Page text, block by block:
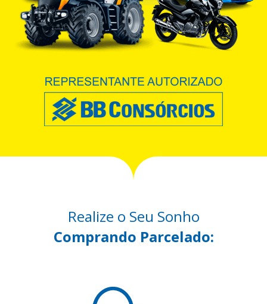
Realize o Seu Sonho
Comprando Parcelado: